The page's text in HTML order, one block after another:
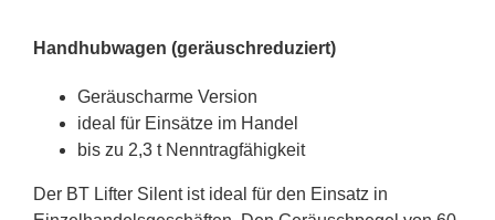
Hand­hub­wa­gen (ge­räusch­re­du­ziert)
Ge­räusch­ar­me Ver­si­on
ide­al für Ein­sät­ze im Han­del
bis zu 2,3 t Nenn­trag­fä­hig­keit
Der BT Lif­ter Si­lent ist ide­al für den Ein­satz in